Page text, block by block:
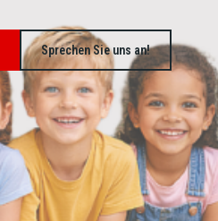
Sprechen Sie uns an!